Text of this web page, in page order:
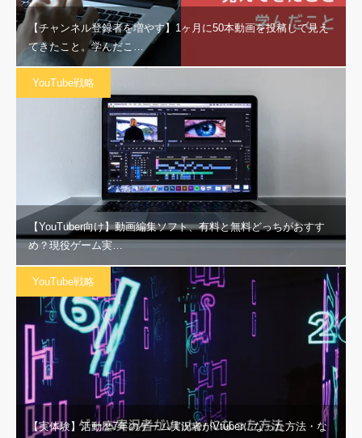
【チャンネル登録者を増やす】1ヶ月に50本動画を投稿して見え
てきたこと。学んだこ…
YouTube戦略
【YouTuber向け】動画編集ソフト、有料と無料どっちがおすす
め？現役ゲーム実…
YouTube戦略
【実体験】活動歴7年のゲーム実況者がVtuberになった方法・な